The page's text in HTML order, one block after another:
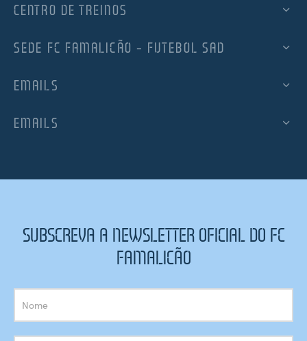
CENTRO DE TREINOS
SEDE FC FAMALICÃO – FUTEBOL SAD
EMAILS
EMAILS
SUBSCREVA A NEWSLETTER OFICIAL DO FC
FAMALICÃO
Subscrição
Newsletter